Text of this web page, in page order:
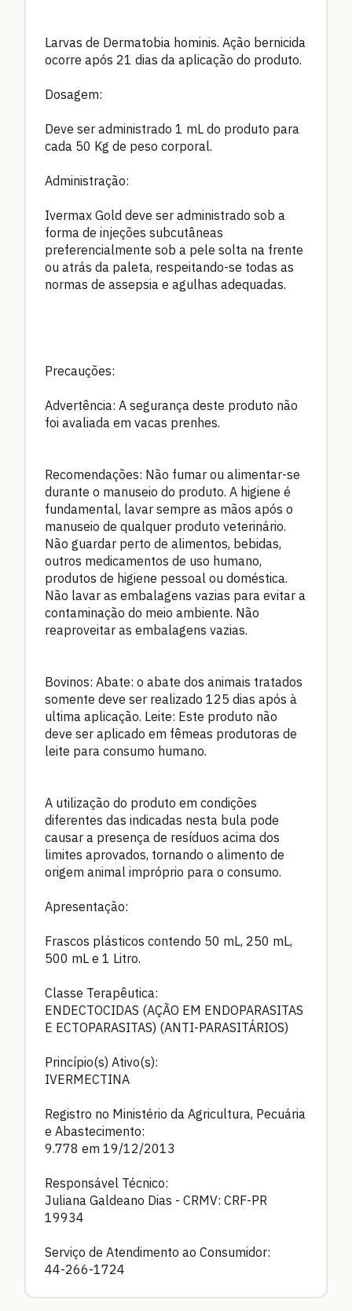
Larvas de Dermatobia hominis. Ação bernicida
ocorre após 21 dias da aplicação do produto.
Dosagem:
Deve ser administrado 1 mL do produto para
cada 50 Kg de peso corporal.
Administração:
Ivermax Gold deve ser administrado sob a
forma de injeções subcutâneas
preferencialmente sob a pele solta na frente
ou atrás da paleta, respeitando-se todas as
normas de assepsia e agulhas adequadas.
Precauções:
Advertência: A segurança deste produto não
foi avaliada em vacas prenhes.
Recomendações: Não fumar ou alimentar-se
durante o manuseio do produto. A higiene é
fundamental, lavar sempre as mãos após o
manuseio de qualquer produto veterinário.
Não guardar perto de alimentos, bebidas,
outros medicamentos de uso humano,
produtos de higiene pessoal ou doméstica.
Não lavar as embalagens vazias para evitar a
contaminação do meio ambiente. Não
reaproveitar as embalagens vazias.
Bovinos: Abate: o abate dos animais tratados
somente deve ser realizado 125 dias após à
ultima aplicação. Leite: Este produto não
deve ser aplicado em fêmeas produtoras de
leite para consumo humano.
A utilização do produto em condições
diferentes das indicadas nesta bula pode
causar a presença de resíduos acima dos
limites aprovados, tornando o alimento de
origem animal impróprio para o consumo.
Apresentação:
Frascos plásticos contendo 50 mL, 250 mL,
500 mL e 1 Litro.
Classe Terapêutica:
ENDECTOCIDAS (AÇÃO EM ENDOPARASITAS
E ECTOPARASITAS) (ANTI-PARASITÁRIOS)
Princípio(s) Ativo(s):
IVERMECTINA
Registro no Ministério da Agricultura, Pecuária
e Abastecimento:
9.778 em 19/12/2013
Responsável Técnico:
Juliana Galdeano Dias - CRMV: CRF-PR
19934
Serviço de Atendimento ao Consumidor:
44-266-1724